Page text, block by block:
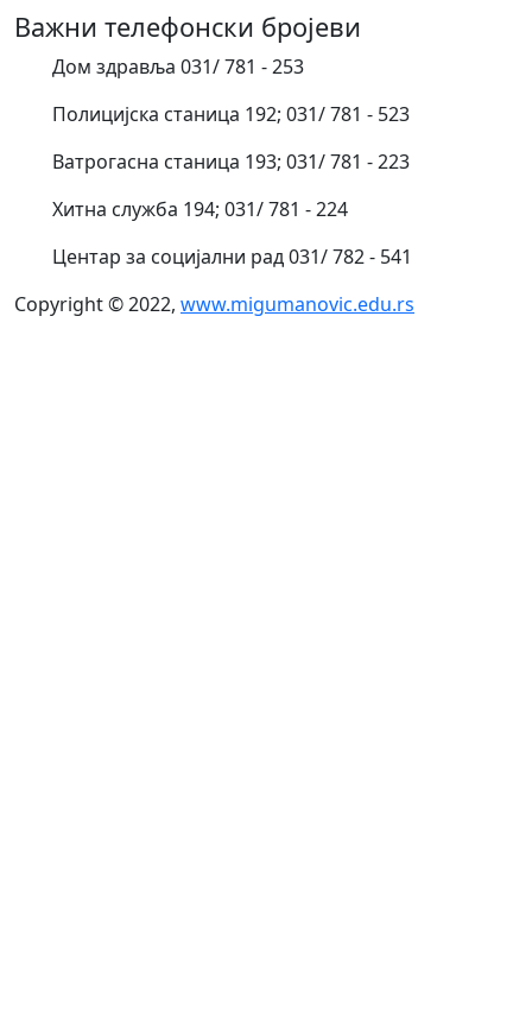
Важни телефонски бројеви
Дом здравља 031/ 781 - 253
Полицијска станица 192; 031/ 781 - 523
Ватрогасна станица 193; 031/ 781 - 223
Хитна служба 194; 031/ 781 - 224
Центар за социјални рад 031/ 782 - 541
Copyright © 2022, www.migumanovic.edu.rs